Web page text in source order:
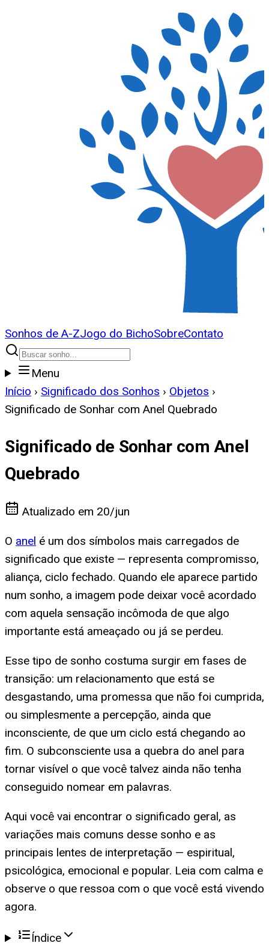
Sonhos de A-ZJogo do BichoSobreContato
Menu
Início › Significado dos Sonhos › Objetos ›
Significado de Sonhar com Anel Quebrado
Significado de Sonhar com Anel
Quebrado
Atualizado em 20/jun
O anel é um dos símbolos mais carregados de
significado que existe — representa compromisso,
aliança, ciclo fechado. Quando ele aparece partido
num sonho, a imagem pode deixar você acordado
com aquela sensação incômoda de que algo
importante está ameaçado ou já se perdeu.
Esse tipo de sonho costuma surgir em fases de
transição: um relacionamento que está se
desgastando, uma promessa que não foi cumprida,
ou simplesmente a percepção, ainda que
inconsciente, de que um ciclo está chegando ao
fim. O subconsciente usa a quebra do anel para
tornar visível o que você talvez ainda não tenha
conseguido nomear em palavras.
Aqui você vai encontrar o significado geral, as
variações mais comuns desse sonho e as
principais lentes de interpretação — espiritual,
psicológica, emocional e popular. Leia com calma e
observe o que ressoa com o que você está vivendo
agora.
Índice